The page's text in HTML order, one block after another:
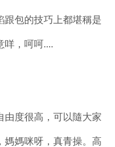
跟包的技巧上都堪稱是
咩，呵呵....
由度很高，可以隨大家
媽媽咪呀，真青操。高